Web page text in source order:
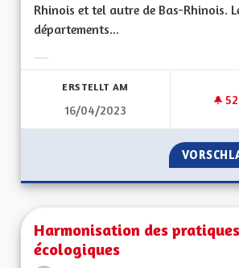
Rhinois et tel autre de Bas-Rhinois.
départements...
ERSTELLT AM
16/04/2023
52
Harmonisation des pratiques
écologiques